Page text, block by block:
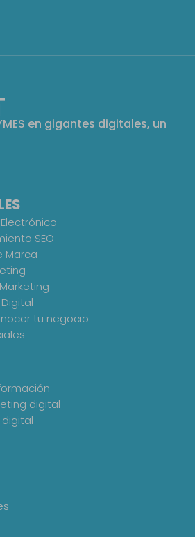
en gigantes digitales, un
SEO
Marca
tu negocio
digital